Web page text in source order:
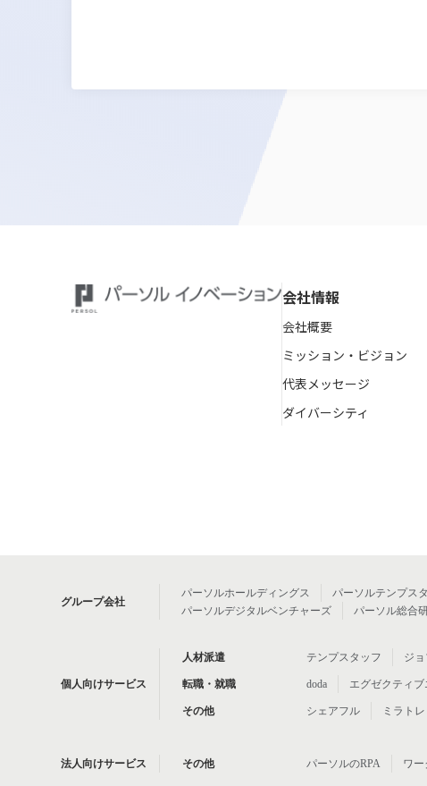
会社情報
会社概要
ミッション・ビジョン
代表メッセージ
ダイバーシティ
グループ会社
パーソルホールディングス パーソルテンプス
パーソルデジタルベンチャーズ
パーソル総合
個人向けサービス
人材派遣 テンプスタッフ ジ
転職・就職 doda エグゼクティブ
その他 シェアフル ミラトレ
法人向けサービス その他 パーソルのRPA ワ